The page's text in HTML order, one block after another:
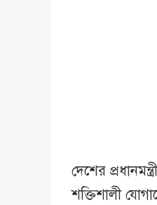
দেশের
শক্তিশালী